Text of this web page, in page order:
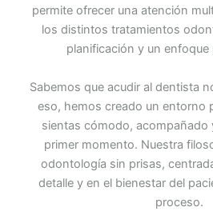
permite ofrecer una atención
los distintos tratamientos
planificación y un enfoque
Sabemos que acudir al dentista
eso, hemos creado un entorno
sientas cómodo, acompañado
primer momento. Nuestra
odontología sin prisas,
detalle y en el bienestar del
proceso.